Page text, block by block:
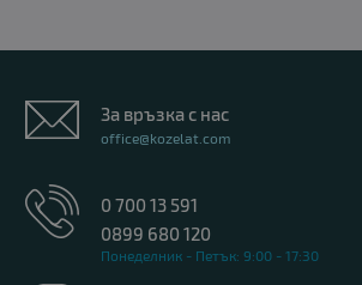
За връзка с нас
office@kozelat.com
0 700 13 591
0899 680 120
Понеделник - Петък: 9:00 - 17:30